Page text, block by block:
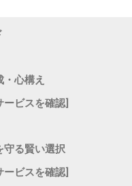
・心構え
ービスを確認]
守る賢い選択
ービスを確認]